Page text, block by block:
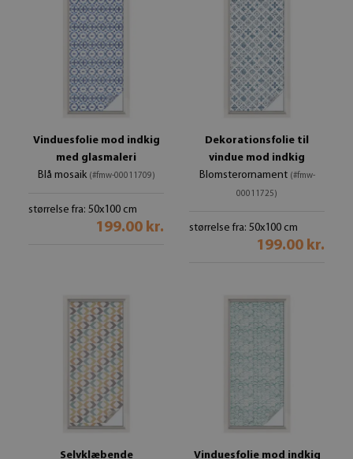
Vinduesfolie mod indkig
med glasmaleri
Blå mosaik (#fmw-00011709)
størrelse fra: 50x100 cm
199.00 kr.
Dekorationsfolie til
vindue mod indkig
Blomsterornament (#fmw-
00011725)
størrelse fra: 50x100 cm
199.00 kr.
Selvklæbende Vinduesfolie mod indkig